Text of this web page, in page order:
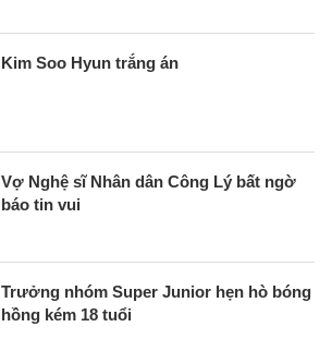
Kim Soo Hyun trắng án
Vợ Nghệ sĩ Nhân dân Công Lý bất ngờ
báo tin vui
Trưởng nhóm Super Junior hẹn hò bóng
hồng kém 18 tuổi